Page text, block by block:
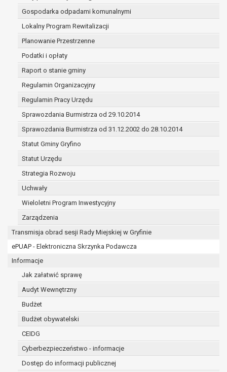
Gospodarka odpadami komunalnymi
Lokalny Program Rewitalizacji
Planowanie Przestrzenne
Podatki i opłaty
Raport o stanie gminy
Regulamin Organizacyjny
Regulamin Pracy Urzędu
Sprawozdania Burmistrza od 29.10.2014
Sprawozdania Burmistrza od 31.12.2002 do 28.10.2014
Statut Gminy Gryfino
Statut Urzędu
Strategia Rozwoju
Uchwały
Wieloletni Program Inwestycyjny
Zarządzenia
Transmisja obrad sesji Rady Miejskiej w Gryfinie
ePUAP - Elektroniczna Skrzynka Podawcza
Informacje
Jak załatwić sprawę
Audyt Wewnętrzny
Budżet
Budżet obywatelski
CEIDG
Cyberbezpieczeństwo - informacje
Dostęp do informacji publicznej
(merytorycznych), a także obowiązków i
zadań zleconych przez instytucje
nadrzędne wobec Gminy;
zawarcia i realizacji umów;
ochrony żywotnych interesów osoby, której
dane dotyczą, lub innej osoby fizycznej;
wykonania zadania realizowanego w
interesie publicznym lub w ramach
sprawowania władzy publicznej
powierzonej administratorowi;
w pozostałych przypadkach dane osobowe
przetwarzane są wyłącznie na podstawie
wcześniej udzielonej zgody w zakresie i celu
określonym w treści zgody.
W związku z przetwarzaniem danych w celu
wskazanym w pkt. 3, dane osobowe mogą być
udostępniane innym upoważnionym odbiorcom lub
kategoriom odbiorców danych osobowych.
Odbiorcami mogą być:
osobowe w imieniu administratora na
powierzenia przetwarzania danych
podmioty upoważnione do odbioru danych
przepisów prawa.
Pani/Pana dane osobowe będą przetwarzane
przez okres niezbędny do realizacji celu dla jakiego
zostały zebrane oraz zgodnie z terminami
archiwizacji określonymi przez przepisy prawa
powszechnie obowiązującego.
W przypadku, gdy dane osobowe przetwarzane są